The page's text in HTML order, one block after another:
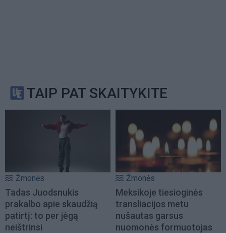
TAIP PAT SKAITYKITE
Žmonės
Tadas Juodsnukis
prakalbo apie skaudžią
patirtį: to per jėgą
neištrinsi
Žmonės
Meksikoje tiesioginės
transliacijos metu
nušautas garsus
nuomonės formuotojas